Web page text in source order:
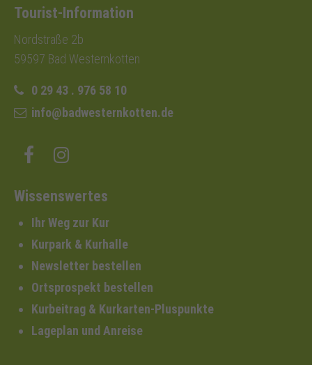
Tourist-Information
Nordstraße 2b
59597 Bad Westernkotten
0 29 43 . 976 58 10
info@badwesternkotten.de
Wissenswertes
Ihr Weg zur Kur
Kurpark & Kurhalle
Newsletter bestellen
Ortsprospekt bestellen
Kurbeitrag & Kurkarten-Pluspunkte
Lageplan und Anreise